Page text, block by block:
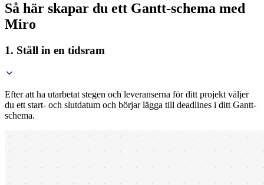
Så här skapar du ett Gantt-schema med
Miro
1. Ställ in en tidsram
Efter att ha utarbetat stegen och leveranserna för ditt projekt väljer
du ett start- och slutdatum och börjar lägga till deadlines i ditt Gantt-
schema.